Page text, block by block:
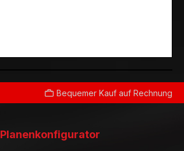
Bequemer Kauf auf Rechnung
Planenkonfigurator